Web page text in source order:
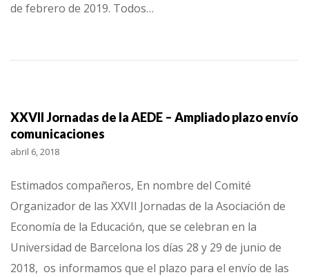
de febrero de 2019. Todos…
XXVII Jornadas de la AEDE – Ampliado plazo envío
comunicaciones
abril 6, 2018
Estimados compañeros, En nombre del Comité
Organizador de las XXVII Jornadas de la Asociación de
Economía de la Educación, que se celebran en la
Universidad de Barcelona los días 28 y 29 de junio de
2018, os informamos que el plazo para el envío de las